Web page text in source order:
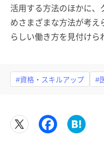
活用する方法のほかに、
めさまざまな方法が考
らしい働き方を見付けら
#資格・スキルアップ #